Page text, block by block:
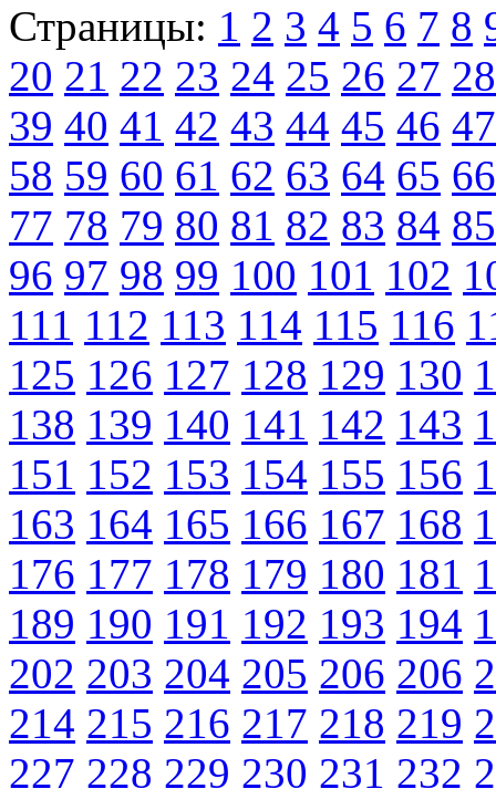
Страницы: 1 2 3 4 5 6 7 8
20 21 22 23 24 25 26 27 28
39 40 41 42 43 44 45 46 47
58 59 60 61 62 63 64 65 66
77 78 79 80 81 82 83 84 85
96 97 98 99 100 101 102
111 112 113 114 115 116
125 126 127 128 129 130
138 139 140 141 142 143
151 152 153 154 155 156
163 164 165 166 167 168
176 177 178 179 180 181
189 190 191 192 193 194
202 203 204 205 206 206
214 215 216 217 218 219
227 228 229 230 231 232